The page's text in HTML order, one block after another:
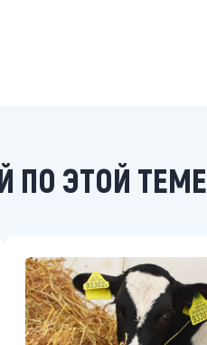
ПО ЭТОЙ ТЕМЕ